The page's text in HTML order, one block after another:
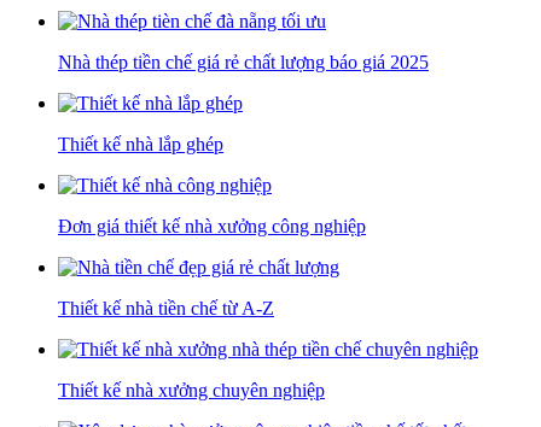
Nhà thép tiền chế giá rẻ chất lượng báo giá 2025
Thiết kế nhà lắp ghép
Đơn giá thiết kế nhà xưởng công nghiệp
Thiết kế nhà tiền chế từ A-Z
Thiết kế nhà xưởng chuyên nghiệp